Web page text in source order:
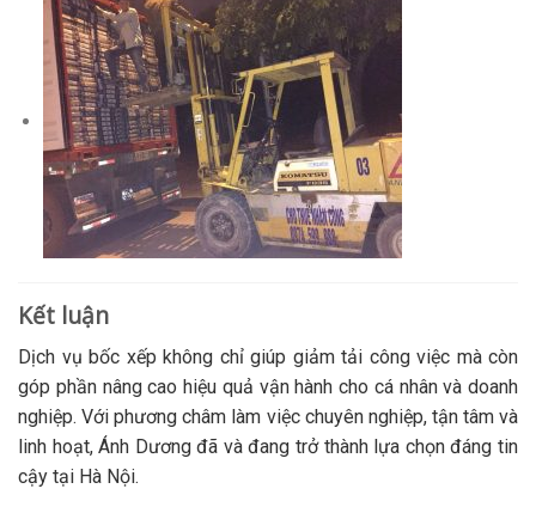
Kết luận
Dịch vụ bốc xếp không chỉ giúp giảm tải công việc mà còn
góp phần nâng cao hiệu quả vận hành cho cá nhân và doanh
nghiệp. Với phương châm làm việc chuyên nghiệp, tận tâm và
linh hoạt, Ánh Dương đã và đang trở thành lựa chọn đáng tin
cậy tại Hà Nội.